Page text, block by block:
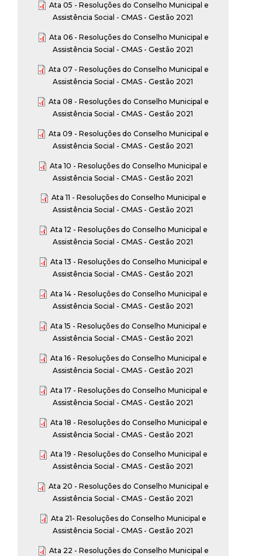
Ata 05 - Resoluções do Conselho Municipal e
Assistência Social - CMAS - Gestão 2021
Ata 06 - Resoluções do Conselho Municipal e
Assistência Social - CMAS - Gestão 2021
Ata 07 - Resoluções do Conselho Municipal e
Assistência Social - CMAS - Gestão 2021
Ata 08 - Resoluções do Conselho Municipal e
Assistência Social - CMAS - Gestão 2021
Ata 09 - Resoluções do Conselho Municipal e
Assistência Social - CMAS - Gestão 2021
Ata 10 - Resoluções do Conselho Municipal e
Assistência Social - CMAS - Gestão 2021
Ata 11 - Resoluções do Conselho Municipal e
Assistência Social - CMAS - Gestão 2021
Ata 12 - Resoluções do Conselho Municipal e
Assistência Social - CMAS - Gestão 2021
Ata 13 - Resoluções do Conselho Municipal e
Assistência Social - CMAS - Gestão 2021
Ata 14 - Resoluções do Conselho Municipal e
Assistência Social - CMAS - Gestão 2021
Ata 15 - Resoluções do Conselho Municipal e
Assistência Social - CMAS - Gestão 2021
Ata 16 - Resoluções do Conselho Municipal e
Assistência Social - CMAS - Gestão 2021
Ata 17 - Resoluções do Conselho Municipal e
Assistência Social - CMAS - Gestão 2021
Ata 18 - Resoluções do Conselho Municipal e
Assistência Social - CMAS - Gestão 2021
Ata 19 - Resoluções do Conselho Municipal e
Assistência Social - CMAS - Gestão 2021
Ata 20 - Resoluções do Conselho Municipal e
Assistência Social - CMAS - Gestão 2021
Ata 21- Resoluções do Conselho Municipal e
Assistência Social - CMAS - Gestão 2021
Ata 22 - Resoluções do Conselho Municipal e